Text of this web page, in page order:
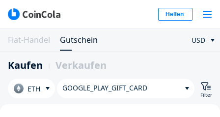
Helfen
Fiat-Handel Gutschein USD
Kaufen Verkaufen
ETH GOOGLE_PLAY_GIFT_CARD
Filter